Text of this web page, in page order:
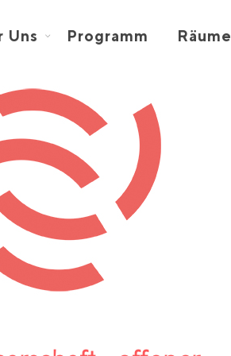
Uns Programm Räume